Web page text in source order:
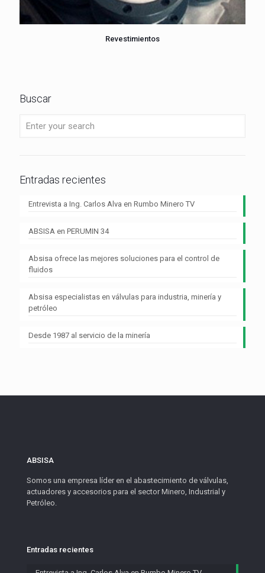
Revestimientos
Buscar
Entradas recientes
Entrevista a Ing. Carlos Alva en Rumbo Minero TV
ABSISA en PERUMIN 34
Absisa ofrece las mejores soluciones para el control de
fluidos
Absisa especialistas en válvulas para industria, minería y
petróleo
Desde 1987 al servicio de la minería
ABSISA
Somos una empresa líder en el abastecimiento de válvulas,
actuadores y accesorios para el sector Minero, Industrial y
Petróleo.
Entradas recientes